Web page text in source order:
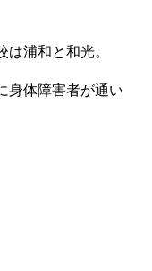
浦和と和光。
身体障害者が通い